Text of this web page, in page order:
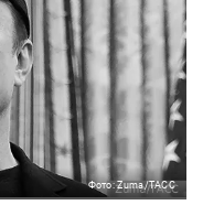
Фото: Zuma/ТАСС